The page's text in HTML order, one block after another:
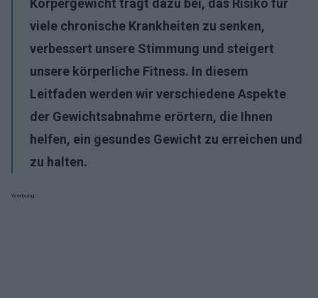
Körpergewicht trägt dazu bei, das Risiko für
viele chronische Krankheiten zu senken,
verbessert unsere Stimmung und steigert
unsere körperliche Fitness. In diesem
Leitfaden werden wir verschiedene Aspekte
der Gewichtsabnahme erörtern, die Ihnen
helfen, ein gesundes Gewicht zu erreichen und
zu halten.
Werbung: